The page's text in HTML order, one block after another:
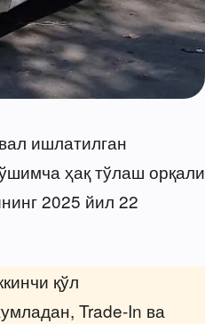
ишлатилган
ҳақ тўлаш орқали
2025 йил 22
қўл
Trade-In ва